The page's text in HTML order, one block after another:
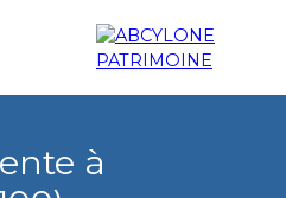
à